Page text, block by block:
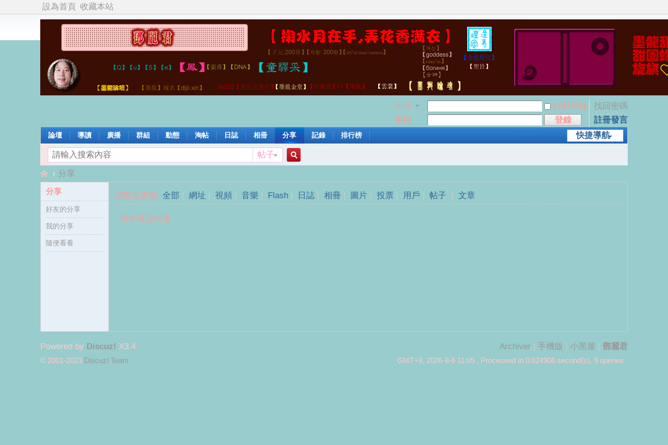
設為首頁 收藏本站
用戶名 自動登錄
找回密碼
密碼
登錄
註冊發言
快捷導航
論壇 導讀 廣播 群組 動態 淘帖 日誌 相冊 分享 記錄 排行榜
帖子
鄧›
分享
分享
好友的分享
我的分享
隨便看看
按類型查看: 全部 | 網址 | 視頻 | 音樂 | Flash | 日誌 | 相冊 | 圖片 | 投票 | 用戶 | 帖子 | 文章
現在還沒分享
Archiver | 手機版 | 小黑屋 | 鄧麗君
GMT+8, 2026-8-6 11:05 , Processed in 0.024906 second(s), 9 queries .
Powered by Discuz! X3.4
© 2001-2023 Discuz! Team.